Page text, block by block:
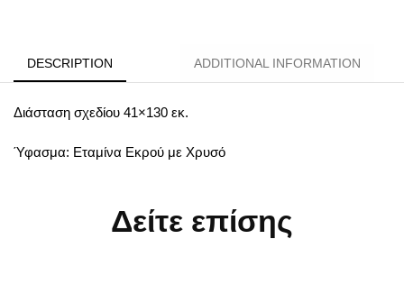
DESCRIPTION ADDITIONAL INFORMATION
Διάσταση σχεδίου 41×130 εκ.
Ύφασμα: Εταμίνα Εκρού με Χρυσό
Δείτε επίσης